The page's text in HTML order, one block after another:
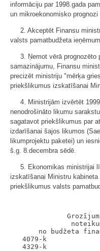
informāciju par 1998.gada
un mikroekonomisko prognozi
2. Akceptēt Finansu
valsts pamatbudžeta
3. Ņemot vērā prognozēto
samazinājumu, Finansu
precizēt ministriju "mērķa
priekšlikumus izskatīšanai
4. Ministrijām izvērtēt
nenodrošināto likumu
sagatavot priekšlikumus par
izdarīšanai šajos likumos
likumprojektu paketei) un
š.g. 8.decembra sēdē.
5. Ekonomikas ministrijai
izskatīšanai Ministru
priekšlikumus valsts
no budžeta
   4079-k
   4329-k